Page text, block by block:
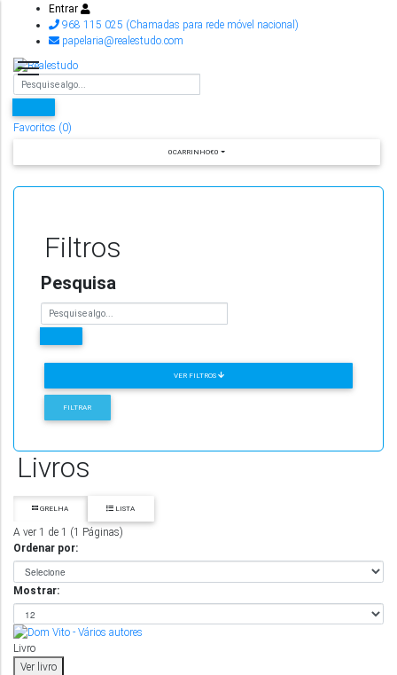
Entrar
968 115 025 (Chamadas para rede móvel nacional)
papelaria@realestudo.com
Favoritos (0)
0CARRINHO€0
Filtros
Pesquisa
VER FILTROS
Livros
GRELHA LISTA
A ver 1 de 1 (1 Páginas)
Ordenar por:
Mostrar:
Livro
Ver livro